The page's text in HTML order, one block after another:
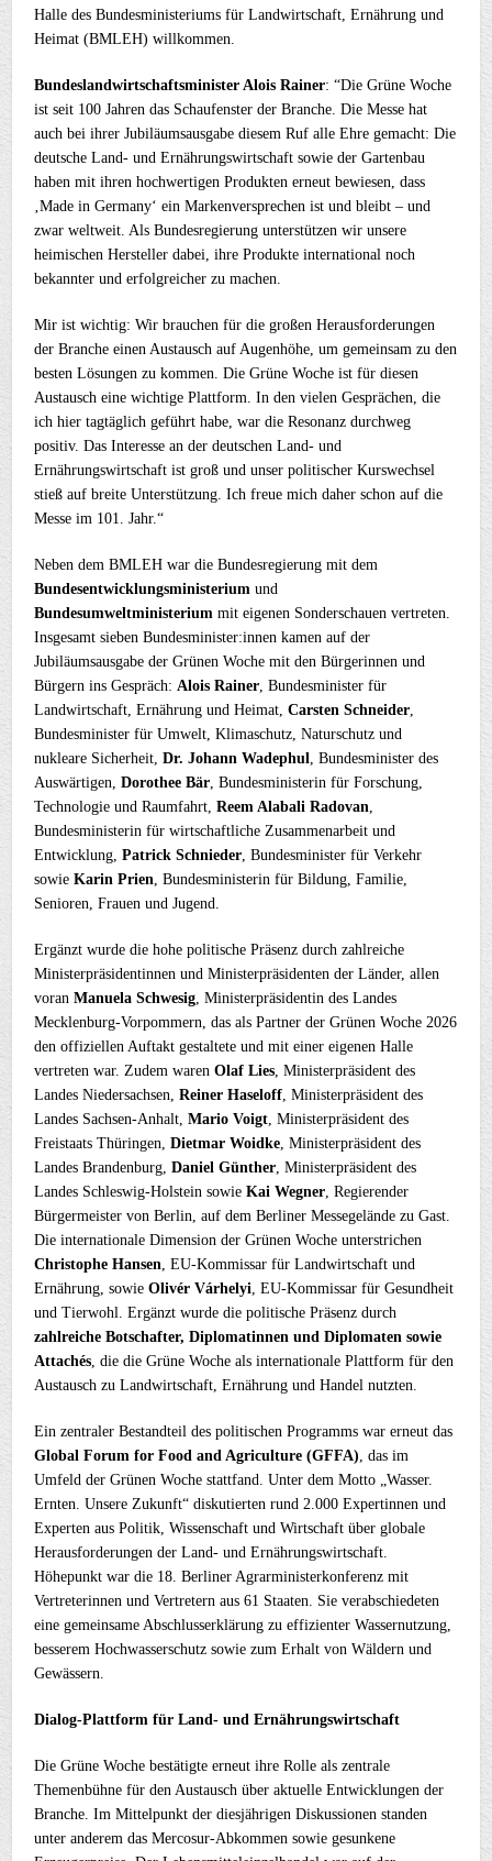
Halle des Bundesministeriums für Landwirtschaft, Ernährung und
Heimat (BMLEH) willkommen.
Bundeslandwirtschaftsminister Alois Rainer: “Die Grüne Woche
ist seit 100 Jahren das Schaufenster der Branche. Die Messe hat
auch bei ihrer Jubiläumsausgabe diesem Ruf alle Ehre gemacht: Die
deutsche Land- und Ernährungswirtschaft sowie der Gartenbau
haben mit ihren hochwertigen Produkten erneut bewiesen, dass
‚Made in Germany‘ ein Markenversprechen ist und bleibt – und
zwar weltweit. Als Bundesregierung unterstützen wir unsere
heimischen Hersteller dabei, ihre Produkte international noch
bekannter und erfolgreicher zu machen.
Mir ist wichtig: Wir brauchen für die großen Herausforderungen
der Branche einen Austausch auf Augenhöhe, um gemeinsam zu den
besten Lösungen zu kommen. Die Grüne Woche ist für diesen
Austausch eine wichtige Plattform. In den vielen Gesprächen, die
ich hier tagtäglich geführt habe, war die Resonanz durchweg
positiv. Das Interesse an der deutschen Land- und
Ernährungswirtschaft ist groß und unser politischer Kurswechsel
stieß auf breite Unterstützung. Ich freue mich daher schon auf die
Messe im 101. Jahr.“
Neben dem BMLEH war die Bundesregierung mit dem
Bundesentwicklungsministerium und
Bundesumweltministerium mit eigenen Sonderschauen vertreten.
Insgesamt sieben Bundesminister:innen kamen auf der
Jubiläumsausgabe der Grünen Woche mit den Bürgerinnen und
Bürgern ins Gespräch: Alois Rainer , Bundesminister für
Landwirtschaft, Ernährung und Heimat,Carsten Schneider
Bundesminister für Umwelt, Klimaschutz, Naturschutz und
nukleare Sicherheit,Dr. Johann Wadephul , Bundesminister des
Auswärtigen,Dorothee Bär , Bundesministerin für Forschung,
Technologie und Raumfahrt,Reem Alabali Radovan
Bundesministerin für wirtschaftliche Zusammenarbeit und
Entwicklung,Patrick Schnieder , Bundesminister für Verkehr
sowieKarin Prien , Bundesministerin für Bildung, Familie,
Senioren, Frauen und Jugend.
Ergänzt wurde die hohe politische Präsenz durch zahlreiche
Ministerpräsidentinnen und Ministerpräsidenten der Länder, allen
voranManuela Schwesig , Ministerpräsidentin des Landes
Mecklenburg-Vorpommern, das als Partner der Grünen Woche 2026
den offiziellen Auftakt gestaltete und mit einer eigenen Halle
vertreten war. Zudem warenOlaf Lies , Ministerpräsident des
Landes Niedersachsen,Reiner Haseloff , Ministerpräsident des
Landes Sachsen-Anhalt,Mario Voigt , Ministerpräsident des
Freistaats Thüringen,Dietmar Woidke , Ministerpräsident des
Landes Brandenburg,Daniel Günther , Ministerpräsident des
Landes Schleswig-Holstein sowieKai Wegner , Regierender
Bürgermeister von Berlin, auf dem Berliner Messegelände zu Gast.
Die internationale Dimension der Grünen Woche unterstrichen
Christophe Hansen , EU-Kommissar für Landwirtschaft und
Ernährung, sowieOlivér Várhelyi , EU-Kommissar für Gesundheit
und Tierwohl. Ergänzt wurde die politische Präsenz durch
zahlreiche Botschafter, Diplomatinnen und Diplomaten sowie
Attachés , die die Grüne Woche als internationale Plattform für den
Austausch zu Landwirtschaft, Ernährung und Handel nutzten.
Ein zentraler Bestandteil des politischen Programms war erneut das
Global Forum for Food and Agriculture (GFFA) , das im
Umfeld der Grünen Woche stattfand. Unter dem Motto „Wasser.
Ernten. Unsere Zukunft“ diskutierten rund 2.000 Expertinnen und
Experten aus Politik, Wissenschaft und Wirtschaft über globale
Herausforderungen der Land- und Ernährungswirtschaft.
Höhepunkt war die 18. Berliner Agrarministerkonferenz mit
Vertreterinnen und Vertretern aus 61 Staaten. Sie verabschiedeten
eine gemeinsame Abschlusserklärung zu effizienter Wassernutzung,
besserem Hochwasserschutz sowie zum Erhalt von Wäldern und
Gewässern.
Dialog-Plattform für Land- und Ernährungswirtschaft
Die Grüne Woche bestätigte erneut ihre Rolle als zentrale
Themenbühne für den Austausch über aktuelle Entwicklungen der
Branche. Im Mittelpunkt der diesjährigen Diskussionen standen
unter anderem das Mercosur-Abkommen sowie gesunkene